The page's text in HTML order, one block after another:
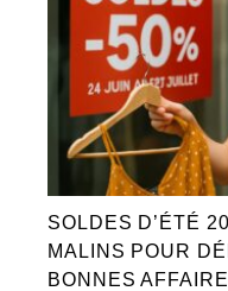
SOLDES D’ÉTÉ
MALINS POUR
BONNES